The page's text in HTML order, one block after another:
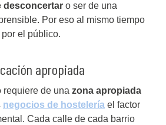
desconcertar o ser de una
Por eso al mismo tiempo
el público.
apropiada
requiere de una zona apropiada
negocios de hostelería el factor
Cada calle de cada barrio